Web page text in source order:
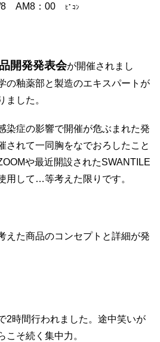
8 AM8：00 ﾋﾟｺﾝ
開発発表会が開催されまし
の釉薬部と製造のエキスパートが
ました。
染症の影響で開催が危ぶまれた発
されて一同胸をなでおろしたこと
や最近開設されたSWANTILE
用して…等考えた限りです。
えた商品のコンセプトと詳細が発
2時間行われました。途中笑いが
こそ続く集中力。